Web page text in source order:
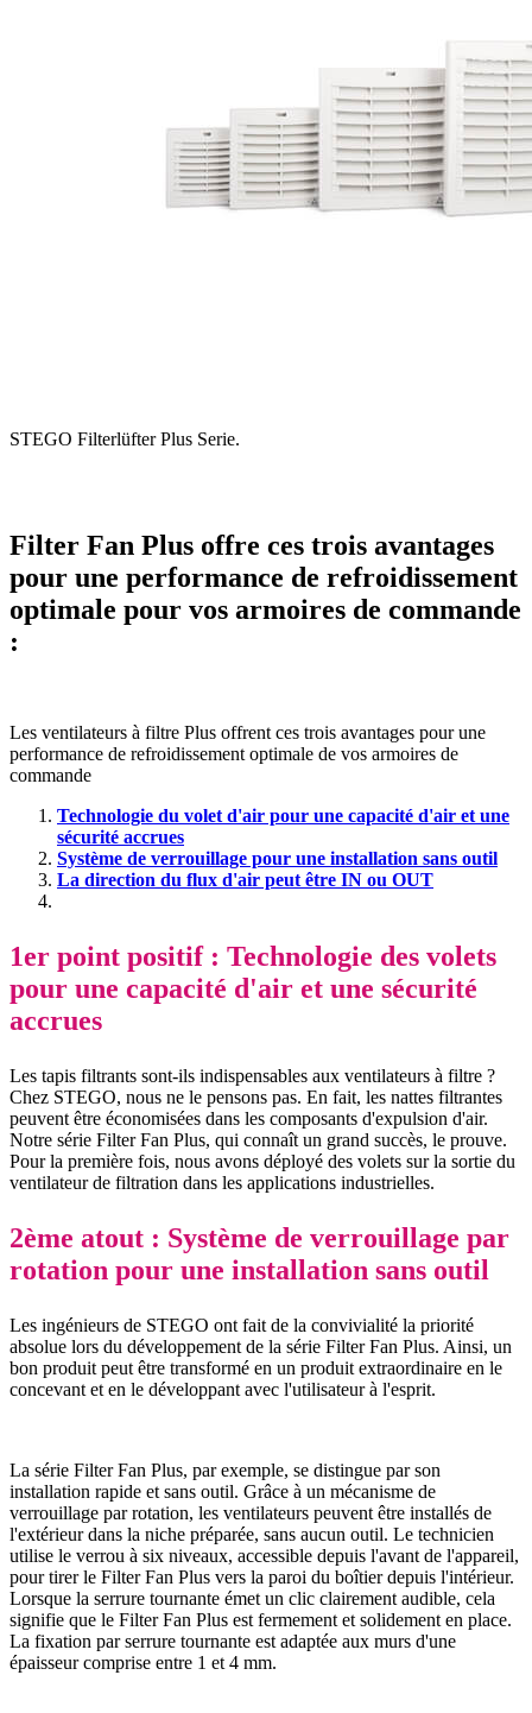
STEGO Filterlüfter Plus Serie.
Filter Fan Plus offre ces trois avantages
pour une performance de refroidissement
optimale pour vos armoires de commande
:
Les ventilateurs à filtre Plus offrent ces trois avantages pour une
performance de refroidissement optimale de vos armoires de
commande
Technologie du volet d'air pour une capacité d'air et une
sécurité accrues
Système de verrouillage pour une installation sans outil
La direction du flux d'air peut être IN ou OUT
1er point positif : Technologie des volets
pour une capacité d'air et une sécurité
accrues
Les tapis filtrants sont-ils indispensables aux ventilateurs à filtre ?
Chez STEGO, nous ne le pensons pas. En fait, les nattes filtrantes
peuvent être économisées dans les composants d'expulsion d'air.
Notre série Filter Fan Plus, qui connaît un grand succès, le prouve.
Pour la première fois, nous avons déployé des volets sur la sortie du
ventilateur de filtration dans les applications industrielles.
2ème atout : Système de verrouillage par
rotation pour une installation sans outil
Les ingénieurs de STEGO ont fait de la convivialité la priorité
absolue lors du développement de la série Filter Fan Plus. Ainsi, un
bon produit peut être transformé en un produit extraordinaire en le
concevant et en le développant avec l'utilisateur à l'esprit.
La série Filter Fan Plus, par exemple, se distingue par son
installation rapide et sans outil. Grâce à un mécanisme de
verrouillage par rotation, les ventilateurs peuvent être installés de
l'extérieur dans la niche préparée, sans aucun outil. Le technicien
utilise le verrou à six niveaux, accessible depuis l'avant de l'appareil,
pour tirer le Filter Fan Plus vers la paroi du boîtier depuis l'intérieur.
Lorsque la serrure tournante émet un clic clairement audible, cela
signifie que le Filter Fan Plus est fermement et solidement en place.
La fixation par serrure tournante est adaptée aux murs d'une
épaisseur comprise entre 1 et 4 mm.